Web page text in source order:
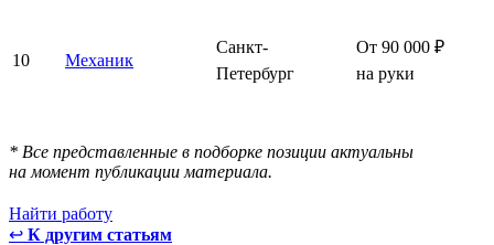
10 Механик
Санкт-
Петербург
От 90 000 ₽
на руки
* Все представленные в подборке позиции актуальны
на момент публикации материала.
Найти работу
↩ К другим статьям